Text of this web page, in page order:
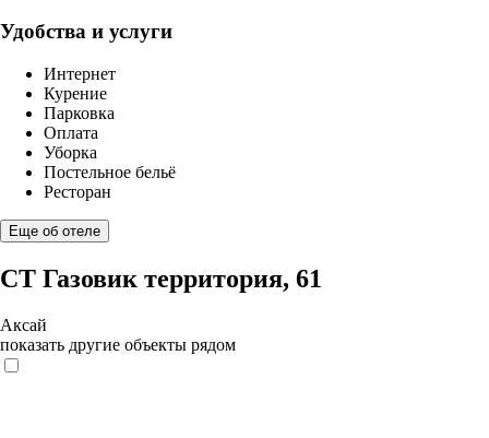
Удобства и услуги
Интернет
Курение
Парковка
Оплата
Уборка
Постельное бельё
Ресторан
Еще об отеле
СТ Газовик территория, 61
Аксай
показать другие объекты рядом